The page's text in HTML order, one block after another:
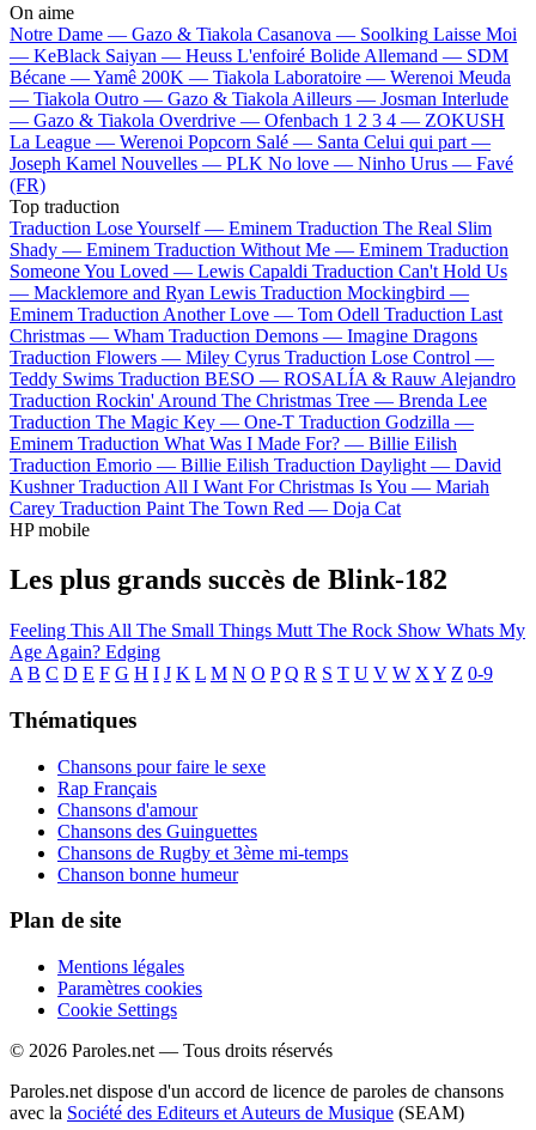
On aime
Notre Dame — Gazo & Tiakola Casanova — Soolking Laisse Moi
— KeBlack Saiyan — Heuss L'enfoiré Bolide Allemand — SDM
Bécane —Yamê 200K — Tiakola Laboratoire — Werenoi Meuda
— Tiakola Outro — Gazo & Tiakola Ailleurs — Josman Interlude
— Gazo & Tiakola Overdrive — Ofenbach 1 2 3 4 — ZOKUSH
La League — Werenoi Popcorn Salé — Santa Celui qui part —
Joseph Kamel Nouvelles — PLK No love — Ninho Urus — Favé
(FR)
Top traduction
Traduction Lose Yourself — Eminem Traduction The Real Slim
Shady — Eminem Traduction Without Me — Eminem Traduction
Someone You Loved — Lewis Capaldi Traduction Can't Hold Us
— Macklemore and Ryan Lewis Traduction Mockingbird —
Eminem Traduction Another Love — Tom Odell Traduction Last
Christmas — Wham Traduction Demons — Imagine Dragons
Traduction Flowers — Miley Cyrus Traduction Lose Control —
Teddy Swims Traduction BESO — ROSALÍA & Rauw Alejandro
Traduction Rockin' Around The Christmas Tree — Brenda Lee
Traduction The Magic Key — One-T Traduction Godzilla —
Eminem Traduction What Was I Made For? — Billie Eilish
Traduction Emorio — Billie Eilish Traduction Daylight — David
Kushner Traduction All I Want For Christmas Is You — Mariah
Carey Traduction Paint The Town Red — Doja Cat
HP mobile
Les plus grands succès de Blink-182
Feeling This All The Small Things Mutt The Rock Show Whats My
Age Again? Edging
A B C D E F G H I J K L M N O P Q R S T U V W X Y Z 0-9
Thématiques
Chansons pour faire le sexe
Rap Français
Chansons d'amour
Chansons des Guinguettes
Chansons de Rugby et 3ème mi-temps
Chanson bonne humeur
Plan de site
Mentions légales
Paramètres cookies
Cookie Settings
© 2026 Paroles.net — Tous droits réservés
Paroles.net dispose d'un accord de licence de paroles de chansons
avec la Société des Editeurs et Auteurs de Musique (SEAM)